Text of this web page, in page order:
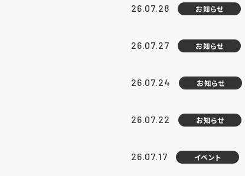
26.07.28 お知らせ
26.07.27 お知らせ
26.07.24 お知らせ
26.07.22 お知らせ
26.07.17 イベント